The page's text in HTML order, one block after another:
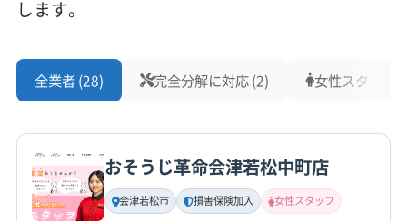
9:00〜17:00
お盆
電話番号
非公開
します。
全業者 (28) 完全分解に対応 (2) 女性スタッフ
おそうじ革命会津若松中町店
会津若松市 損害保険加入 女性スタッフ